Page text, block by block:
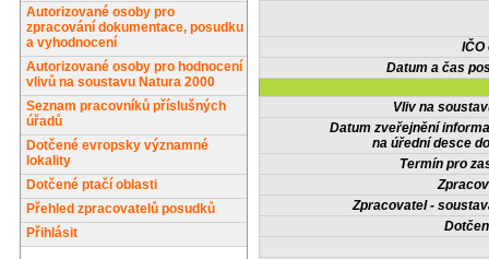
Autorizované osoby pro
zpracování dokumentace, posudku
a vyhodnocení
Autorizované osoby pro hodnocení
vlivů na soustavu Natura 2000
Seznam pracovníků příslušných
úřadů
Dotčené evropsky významné
lokality
Dotčené ptačí oblasti
Přehled zpracovatelů posudků
Přihlásit
IČO
Datum a čas
Vliv na
Datum zveřejnění
na úřední desce
Termín pro
Zpracovatel -